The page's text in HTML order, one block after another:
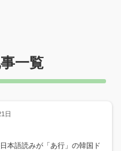
一覧
日
本語読みが「あ行」の韓国ド